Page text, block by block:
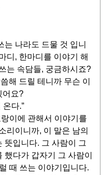
는 나라도 드물 것 입니
디, 한마디를 이야기 해
는 속담들, 궁금하시죠?
해 드릴 테니까 무슨 이
어요?
온다.”
이에 관해서 이야기를
리이니까, 이 말은 남의
뜻입니다. 그 사람이 그
다가 갑자기 그 사람이
때 쓰는 이야기입니다.